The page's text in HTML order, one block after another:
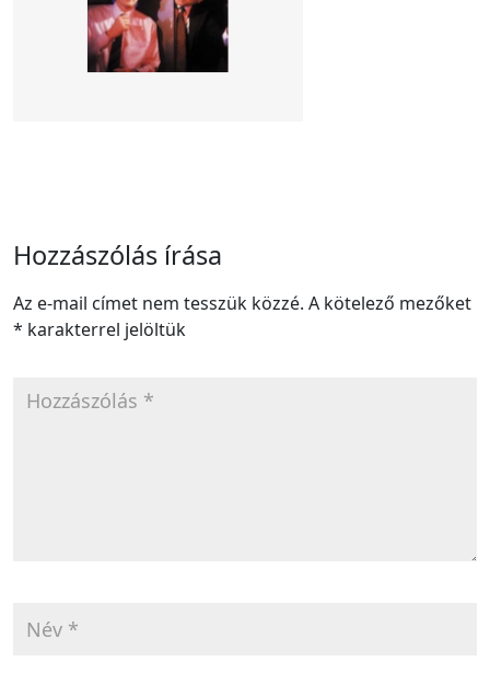
Hozzászólás írása
Az e-mail címet nem tesszük közzé. A kötelező mezőket
* karakterrel jelöltük